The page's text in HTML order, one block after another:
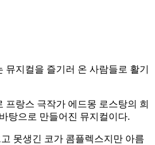
지컬을 즐기러 온 사람들로 활기
프랑스 극작가 에드몽 로스탕의 희
탕으로 만들어진 뮤지컬이다.
못생긴 코가 콤플렉스지만 아름